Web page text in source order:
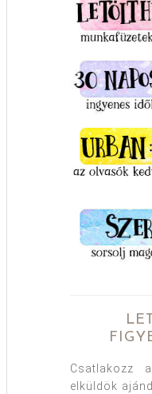
Csatlakozz
elküldök